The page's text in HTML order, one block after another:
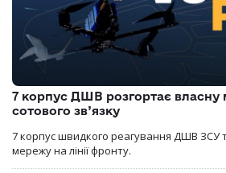
7 корпус ДШВ розгортає
сотового зв’язку
7 корпус швидкого реагування ДШВ ЗСУ
мережу на лінії фронту.